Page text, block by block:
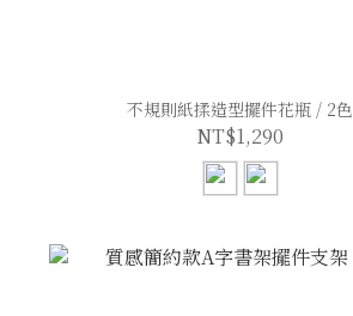
不規則紙揉造型擺件花瓶 / 2色
NT$1,290